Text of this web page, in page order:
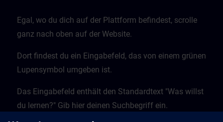
Egal, wo du dich auf der Plattform befindest, scrolle
ganz nach oben auf der Website.
Dort findest du ein Eingabefeld, das von einem grünen
Lupensymbol umgeben ist.
Das Eingabefeld enthält den Standardtext "Was willst
du lernen?" Gib hier deinen Suchbegriff ein.